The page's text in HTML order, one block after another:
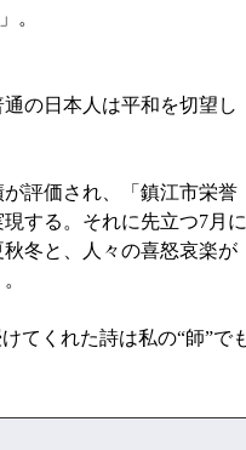
。
の日本人は平和を切望し
評価され、「鎮江市栄誉
する。それに先立つ7月に
冬と、人々の喜怒哀楽が
てくれた詩は私の“師”で